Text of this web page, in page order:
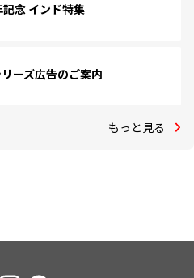
念 インド特集
ーズ広告のご案内
もっと見る